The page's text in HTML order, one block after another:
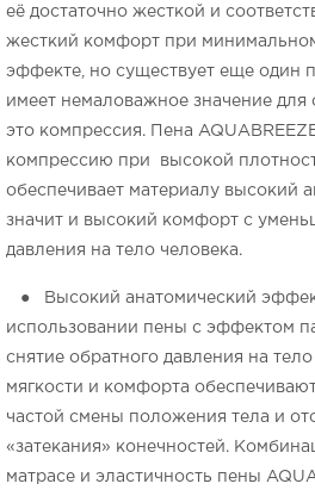
её достаточно жесткой и
жесткий комфорт при
эффекте, но существует еще один
имеет немаловажное значение
это компрессия. Пена
компрессию при высокой
обеспечивает материалу высокий
значит и высокий комфорт с
давления на тело человека.
● Высокий анатомический
использовании пены с эффектом
снятие обратного давления на
мягкости и комфорта
частой смены положения тела и
«затекания» конечностей.
матрасе и эластичность пены